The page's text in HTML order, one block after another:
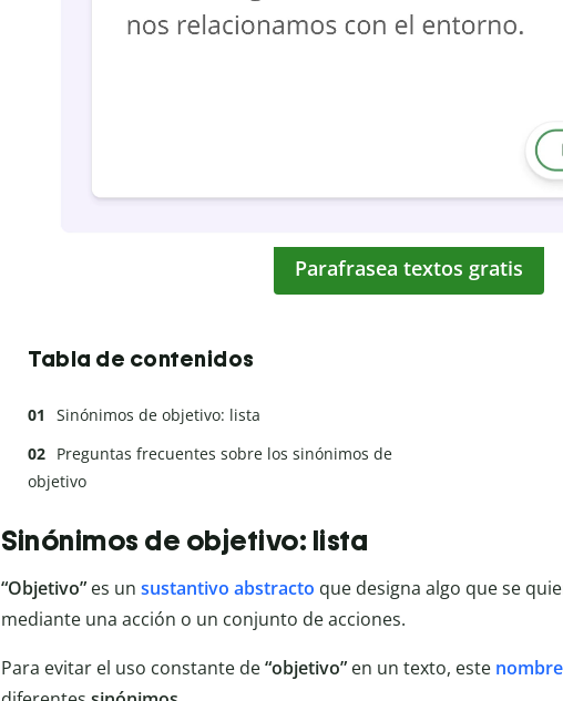
Parafrasea textos gratis
Tabla de contenidos
Sinónimos de objetivo: lista
Preguntas frecuentes sobre los sinónimos de
objetivo
Sinónimos de objetivo: lista
“Objetivo” es un sustantivo abstracto que designa algo que se
mediante una acción o un conjunto de acciones.
Para evitar el uso constante de“objetivo” en un texto, este nombre